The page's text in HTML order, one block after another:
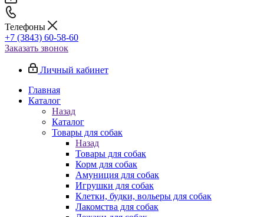
Телефоны
+7 (3843) 60-58-60
Заказать звонок
Личный кабинет
Главная
Каталог
Назад
Каталог
Товары для собак
Назад
Товары для собак
Корм для собак
Амуниция для собак
Игрушки для собак
Клетки, будки, вольеры для собак
Лакомства для собак